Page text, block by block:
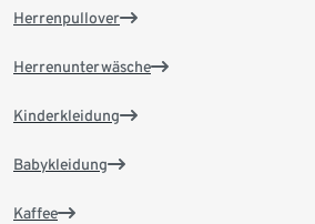
Herrenpullover
Herrenunterwäsche
Kinderkleidung
Babykleidung
Kaffee